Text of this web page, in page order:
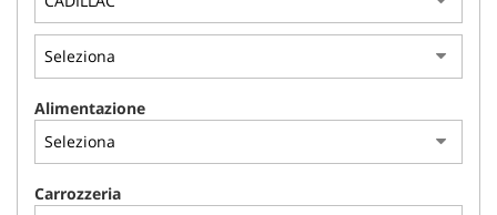
Alimentazione
Carrozzeria
tracciamento
che
adottiamo
per
le
funzionalità
e
svolgere
le